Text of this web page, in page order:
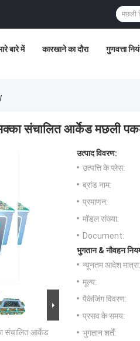
बारे में कारखाने का दौरा गुणवत्ता
संचालित आर्केड मछली
संचालित आर्केड
उत्पाद विवरण:
उत्पत्ति के प्लेस:
ब्रांड नाम:
प्रमाणन:
मॉडल संख्या:
Document:
भुगतान & नौवहन
न्यूनतम आदेश मात्रा:
मूल्य:
पैकेजिंग विवरण:
प्रसव के समय:
भुगतान शर्तें: